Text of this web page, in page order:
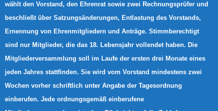
wählt den Vorstand, den Ehrenrat sowie zwei Rechnungsprüfer und
beschließt über Satzungsänderungen, Entlastung des Vorstands,
Ernennung von Ehrenmitgliedern und Anträge. Stimmberechtigt
sind nur Mitglieder, die das 18. Lebensjahr vollendet haben. Die
Mitgliederversammlung soll im Laufe der ersten drei Monate eines
jeden Jahres stattfinden. Sie wird vom Vorstand mindestens zwei
Wochen vorher schriftlich unter Angabe der Tagesordnung
einberufen. Jede ordnungsgemäß einberufene